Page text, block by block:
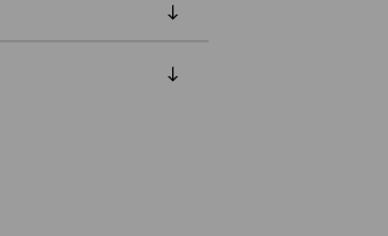
un higiēnas
tiek atdoti